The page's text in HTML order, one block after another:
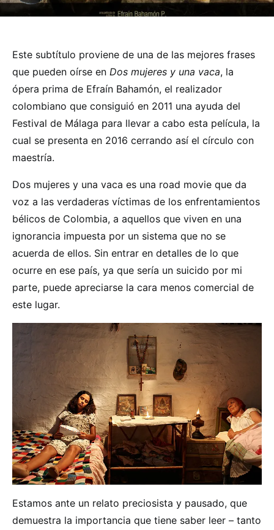
Este subtítulo proviene de una de las mejores frases
que pueden oírse en Dos mujeres y una vaca, la
ópera prima de Efraín Bahamón, el realizador
colombiano que consiguió en 2011 una ayuda del
Festival de Málaga para llevar a cabo esta película, la
cual se presenta en 2016 cerrando así el círculo con
maestría.
Dos mujeres y una vaca es una road movie que da
voz a las verdaderas víctimas de los enfrentamientos
bélicos de Colombia, a aquellos que viven en una
ignorancia impuesta por un sistema que no se
acuerda de ellos. Sin entrar en detalles de lo que
ocurre en ese país, ya que sería un suicido por mi
parte, puede apreciarse la cara menos comercial de
este lugar.
Estamos ante un relato preciosista y pausado, que
demuestra la importancia que tiene saber leer – tanto